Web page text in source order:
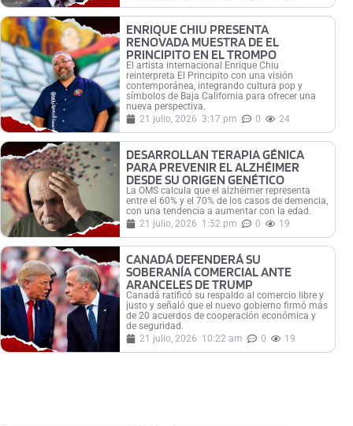
ENRIQUE CHIU PRESENTA
RENOVADA MUESTRA DE EL
PRINCIPITO EN EL TROMPO
El artista internacional Enrique Chiu
reinterpreta El Principito con una visión
contemporánea, integrando cultura pop y
símbolos de Baja California para ofrecer una
nueva perspectiva.
21 julio, 2026 3:17 pm 0 24
DESARROLLAN TERAPIA GÉNICA
PARA PREVENIR EL ALZHÉIMER
DESDE SU ORIGEN GENÉTICO
La OMS calcula que el alzhéimer representa
entre el 60% y el 70% de los casos de demencia,
con una tendencia a aumentar con la edad.
21 julio, 2026 1:52 pm 0 19
CANADÁ DEFENDERÁ SU
SOBERANÍA COMERCIAL ANTE
ARANCELES DE TRUMP
Canadá ratificó su respaldo al comercio libre y
justo y señaló que el nuevo gobierno firmó más
de 20 acuerdos de cooperación económica y
de seguridad.
21 julio, 2026 10:22 am 0 19